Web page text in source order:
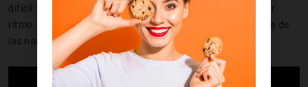
difícil:
mezclar acción, drama, humor y filosofía
sin perder
ritmo. La historia de los hermanos Elric se convirtió en una de
las narrativas más queridas del anime moderno.